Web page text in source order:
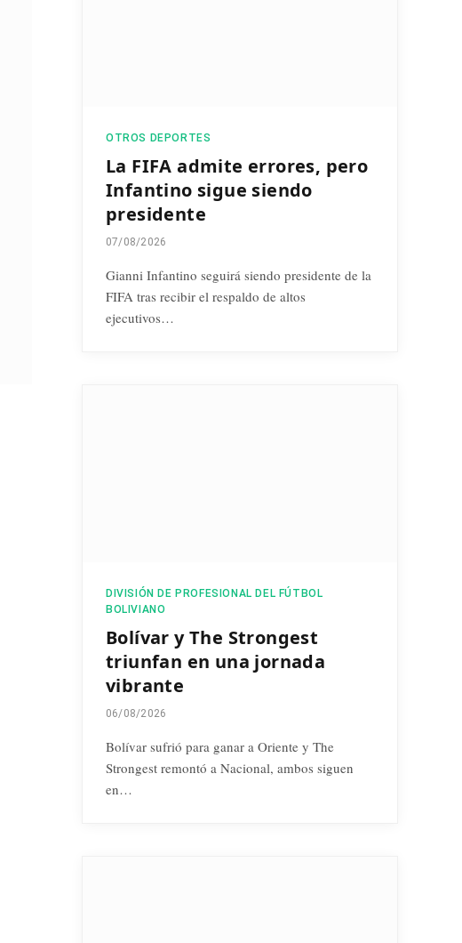
OTROS DEPORTES
La FIFA admite errores, pero
Infantino sigue siendo
presidente
07/08/2026
Gianni Infantino seguirá siendo presidente de la
FIFA tras recibir el respaldo de altos
ejecutivos…
DIVISIÓN DE PROFESIONAL DEL FÚTBOL
BOLIVIANO
Bolívar y The Strongest
triunfan en una jornada
vibrante
06/08/2026
Bolívar sufrió para ganar a Oriente y The
Strongest remontó a Nacional, ambos siguen
en…